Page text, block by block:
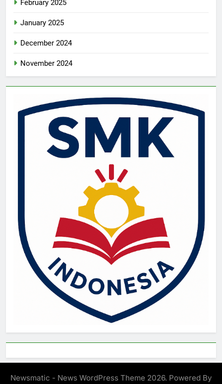
February 2025
January 2025
December 2024
November 2024
Newsmatic - News WordPress Theme 2026. Powered By